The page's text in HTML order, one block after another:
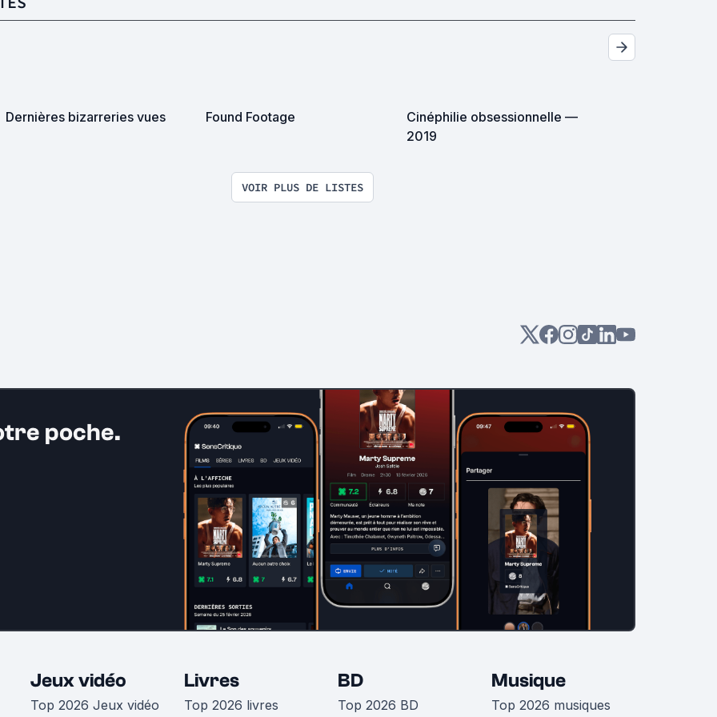
Dernières bizarreries vues Found Footage
Cinéphilie obsessionnelle —
2019
VOIR PLUS DE LISTES
poche.
Jeux vidéo
Top 2026 Jeux vidéo
Livres
Top 2026 livres
BD
Top 2026 BD
Musique
Top 2026 musiques